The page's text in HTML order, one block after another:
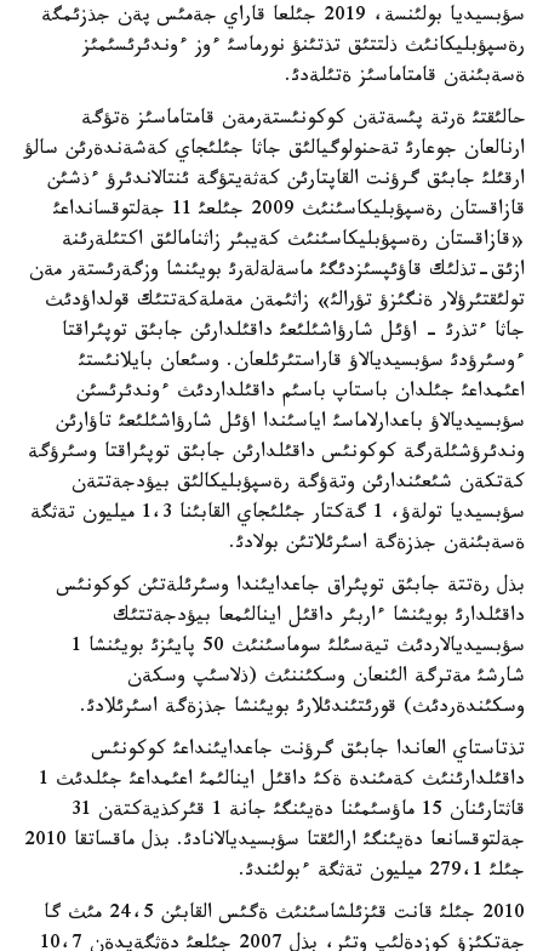
سؤبسيديا بولئنسة، 2019 جئلعا قاراي جةمئس پةن جذزئمگة
رةسپؤبليكانئث ذلتتئق تذتئنؤ نورماسئ ءوز ءوندئرئسئمئز
ةسةبئنةن قامتاماسئز ةتئلةدئ.
حالئقتئ ةرتة پئسةتةن كوكونئستةرمةن قامتاماسئز ةتؤگة
ارنالعان جوعارئ تةحنولوگيالئق جاثا جئلئجاي كةشةندةرئن سالؤ
ارقئلئ جابئق گرؤنت القاپتارئن كةثةيتؤگة ئنتالاندئرؤ ءذشئن
قازاقستان رةسپؤبليكاسئنئث 2009 جئلعئ 11 جةلتوقسانداعئ
«قازاقستان رةسپؤبليكاسئنئث كةيبئر زاثنامالئق اكتئلةرئنة
ازئق-تذلئك قاؤئپسئزدئگئ ماسةلةلةرئ بويئنشا وزگةرئستةر مةن
تولئقتئرؤلار ةنگئزؤ تؤرالئ» زاثئمةن مةملةكةتتئك قولداؤدئث
جاثا ءتذرئ - اؤئل شارؤاشئلئعئ داقئلدارئن جابئق توپئراقتا
ءوسئرؤدئ سؤبسيديالاؤ قاراستئرئلعان. وسئعان بايلانئستئ
اعئمداعئ جئلدان باستاپ باسئم داقئلداردئث ءوندئرئسئن
سؤبسيديالاؤ باعدارلاماسئ اياسئندا اؤئل شارؤاشئلئعئ تاؤارئن
وندئرؤشئلةرگة كوكونئس داقئلدارئن جابئق توپئراقتا وسئرؤگة
كةتكةن شئعئندارئن وتةؤگة رةسپؤبليكالئق بيؤدجةتتةن
سؤبسيديا تولةؤ، 1 گةكتار جئلئجاي القابئنا 1،3 ميليون تةثگة
ةسةبئنةن جذزةگة اسئرئلاتئن بولادئ.
بذل رةتتة جابئق توپئراق جاعدايئندا وسئرئلةتئن كوكونئس
داقئلدارئ بويئنشا ءاربئر داقئل اينالئمعا بيؤدجةتتئك
سؤبسيديالاردئث تيةسئلئ سوماسئنئث 50 پايئزئ بويئنشا 1
شارشئ مةترگة الئنعان وسكئننئث (ذلاسئپ وسكةن
وسكئندةردئث) قورئتئندئلارئ بويئنشا جذزةگة اسئرئلادئ.
تذتاستاي العاندا جابئق گرؤنت جاعدايئنداعئ كوكونئس
داقئلدارئنئث كةمئندة ةكئ داقئل اينالئمئ اعئمداعئ جئلدئث 1
قاثتارئنان 15 ماؤسئمئنا دةيئنگئ جانة 1 قئركذيةكتةن 31
جةلتوقسانعا دةيئنگئ ارالئقتا سؤبسيديالانادئ. بذل ماقساتقا 2010
جئلئ 279،1 ميليون تةثگة ءبولئندئ.
2010 جئلئ قانت قئزئلشاسئنئث ةگئس القابئن 24،5 مئث گا